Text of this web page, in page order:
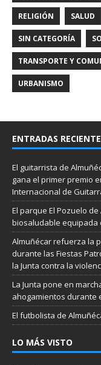
RELIGIÓN SALUD
SIN CATEGORÍA
TRANSPORTE Y
URBANISMO
ENTRADAS
El guitarrista de
gana el primer premio
Internacional de
El parque El Pozuelo
biosaludable equipada
Almuñécar refuerza la
durante las Fiestas
la Junta contra la
La Junta pone en
ahogamientos durante
El futbolista de
LO MÁS VISTO